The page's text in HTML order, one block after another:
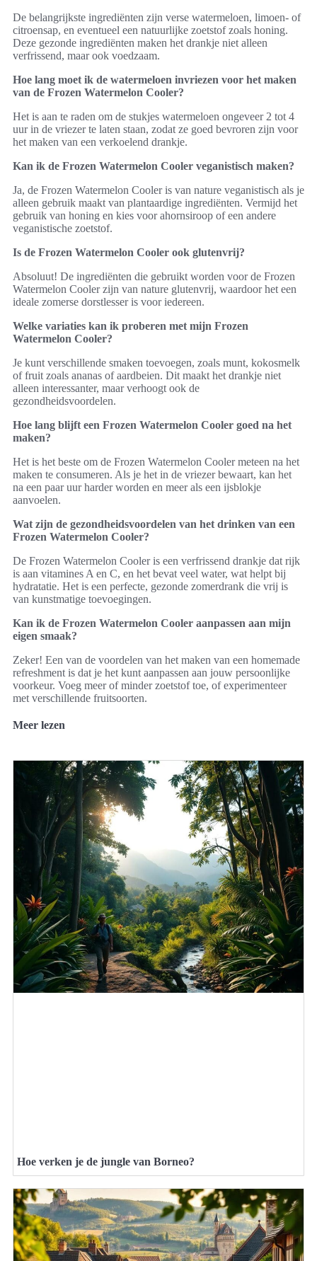
De belangrijkste ingrediënten zijn verse watermeloen, limoen- of
citroensap, en eventueel een natuurlijke zoetstof zoals honing.
Deze gezonde ingrediënten maken het drankje niet alleen
verfrissend, maar ook voedzaam.
Hoe lang moet ik de watermeloen invriezen voor het maken
van de Frozen Watermelon Cooler?
Het is aan te raden om de stukjes watermeloen ongeveer 2 tot 4
uur in de vriezer te laten staan, zodat ze goed bevroren zijn voor
het maken van een verkoelend drankje.
Kan ik de Frozen Watermelon Cooler veganistisch maken?
Ja, de Frozen Watermelon Cooler is van nature veganistisch als je
alleen gebruik maakt van plantaardige ingrediënten. Vermijd het
gebruik van honing en kies voor ahornsiroop of een andere
veganistische zoetstof.
Is de Frozen Watermelon Cooler ook glutenvrij?
Absoluut! De ingrediënten die gebruikt worden voor de Frozen
Watermelon Cooler zijn van nature glutenvrij, waardoor het een
ideale zomerse dorstlesser is voor iedereen.
Welke variaties kan ik proberen met mijn Frozen
Watermelon Cooler?
Je kunt verschillende smaken toevoegen, zoals munt, kokosmelk
of fruit zoals ananas of aardbeien. Dit maakt het drankje niet
alleen interessanter, maar verhoogt ook de
gezondheidsvoordelen.
Hoe lang blijft een Frozen Watermelon Cooler goed na het
maken?
Het is het beste om de Frozen Watermelon Cooler meteen na het
maken te consumeren. Als je het in de vriezer bewaart, kan het
na een paar uur harder worden en meer als een ijsblokje
aanvoelen.
Wat zijn de gezondheidsvoordelen van het drinken van een
Frozen Watermelon Cooler?
De Frozen Watermelon Cooler is een verfrissend drankje dat rijk
is aan vitamines A en C, en het bevat veel water, wat helpt bij
hydratatie. Het is een perfecte, gezonde zomerdrank die vrij is
van kunstmatige toevoegingen.
Kan ik de Frozen Watermelon Cooler aanpassen aan mijn
eigen smaak?
Zeker! Een van de voordelen van het maken van een homemade
refreshment is dat je het kunt aanpassen aan jouw persoonlijke
voorkeur. Voeg meer of minder zoetstof toe, of experimenteer
met verschillende fruitsoorten.
Meer lezen
Hoe verken je de jungle van Borneo?